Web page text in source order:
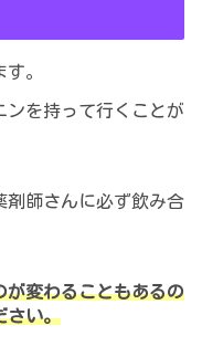
。
ンを持って行くことが
剤師さんに必ず飲み合
が変わることもあるの
さい。